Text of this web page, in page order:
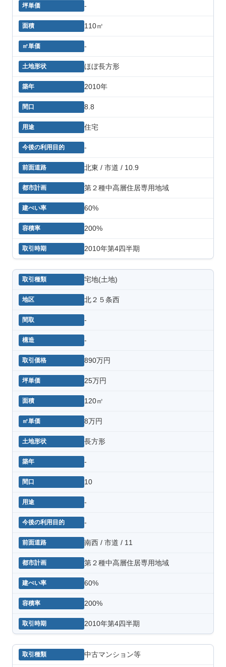
-
110㎡
-
ほぼ長方形
2010年
8.8
住宅
-
北東 / 市道 / 10.9
第２種中高層住居専用地域
60%
200%
2010年第4四半期
宅地(土地)
北２５条西
-
-
890万円
25万円
120㎡
8万円
長方形
-
10
-
-
南西 / 市道 / 11
第２種中高層住居専用地域
60%
200%
2010年第4四半期
中古マンション等